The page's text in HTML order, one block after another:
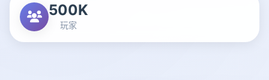
500K
玩家